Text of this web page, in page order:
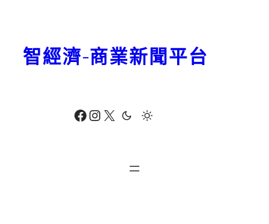
Facebook Instagram X
智經濟-商業新聞平台